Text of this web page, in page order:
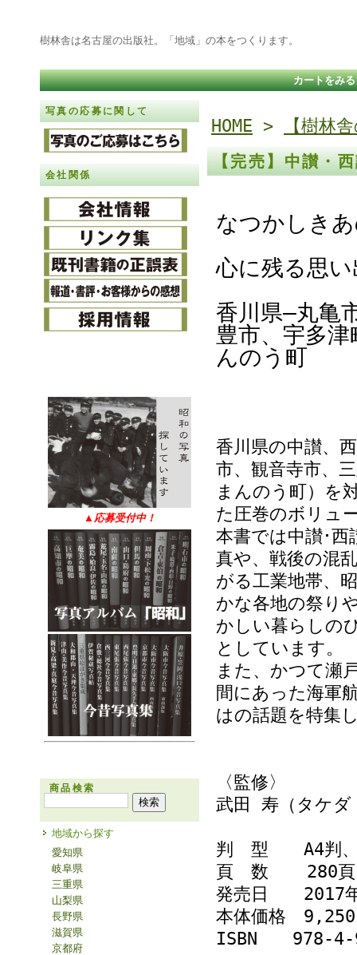
樹林舎は名古屋の出版社。「地域」の本をつくります。
カートをみる
写真の応募に関して
会社関係
▲ 応募受付中！
商品検索
地域から探す
愛知県
岐阜県
三重県
山梨県
長野県
滋賀県
京都府
HOME > 【樹林
【完売】中讃・
なつかしき
心に残る思
香川県―丸亀
豊市、宇多
んのう町
香川県の中讃、
市、観音寺市、
まんのう町）を
た圧巻のボリュ
本書では中讃･西
真や、戦後の混
がる工業地帯、
かな各地の祭り
かしい暮らしの
としています。
また、かつて瀬
間にあった海軍
はの話題を特集
〈監修〉
武田 寿（タケダ
判 型 A4判、
頁 数 280頁（
発売日 2017年
本体価格
ISBN 978-4-